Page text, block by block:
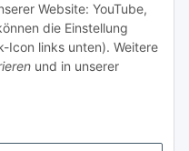
Website: YouTube,
die Einstellung
Icon links unten). Weitere
und in unserer